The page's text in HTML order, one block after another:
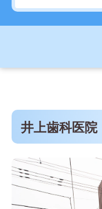
井上歯科医院